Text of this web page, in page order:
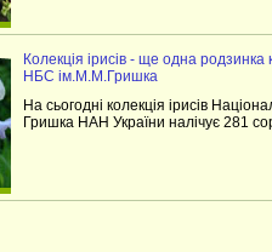
Колекція ірисів - ще одна родзинка
НБС ім.М.М.Гришка
На сьогодні колекція ірисів
Гришка НАН України налічує 281